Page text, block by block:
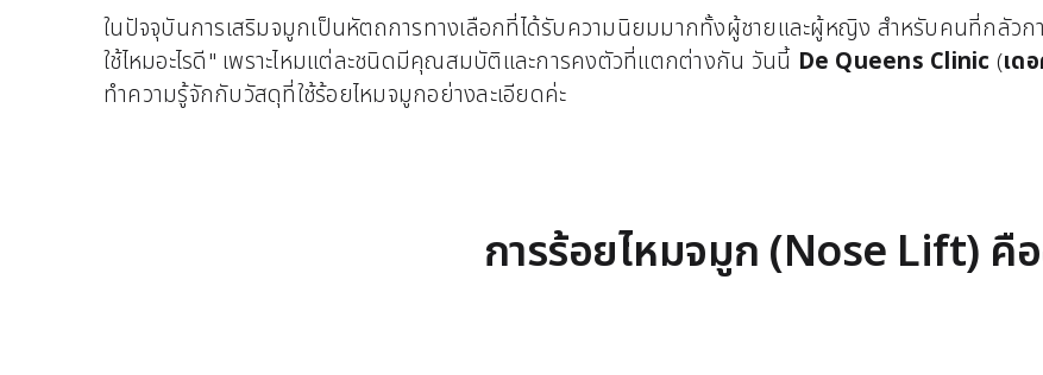
ในปัจจุบันการเสริมจมูกเป็นหัตถการทางเลือกที่ได้รับความนิยมมากทั้งผู้ชายและผู้หญิง สำหรับคนที่กลั
ใช้ไหมอะไรดี" เพราะไหมแต่ละชนิดมีคุณสมบัติและการคงตัวที่แตกต่างกัน วันนี้ De Queens Clinic (เด
ทำความรู้จักกับวัสดุที่ใช้ร้อยไหมจมูกอย่างละเอียดค่ะ
การร้อยไหมจมูก (Nose Lift) คือ